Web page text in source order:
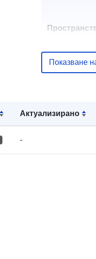
Актуализирано
-
и:
Показване